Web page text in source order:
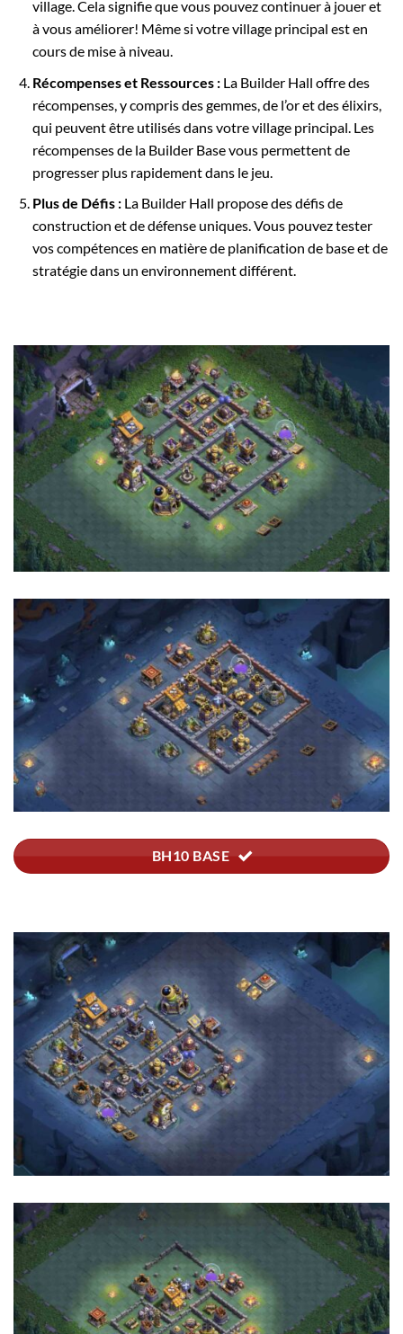
village. Cela signifie que vous pouvez continuer à jouer et
à vous améliorer! Même si votre village principal est en
cours de mise à niveau.
Récompenses et Ressources :La Builder Hall offre des
récompenses, y compris des gemmes, de l’or et des élixirs,
qui peuvent être utilisés dans votre village principal. Les
récompenses de la Builder Base vous permettent de
progresser plus rapidement dans le jeu.
Plus de Défis :La Builder Hall propose des défis de
construction et de défense uniques. Vous pouvez tester
vos compétences en matière de planification de base et de
stratégie dans un environnement différent.
BH10 BASE